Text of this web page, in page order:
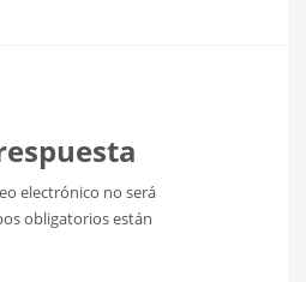
electrónico no será
obligatorios están